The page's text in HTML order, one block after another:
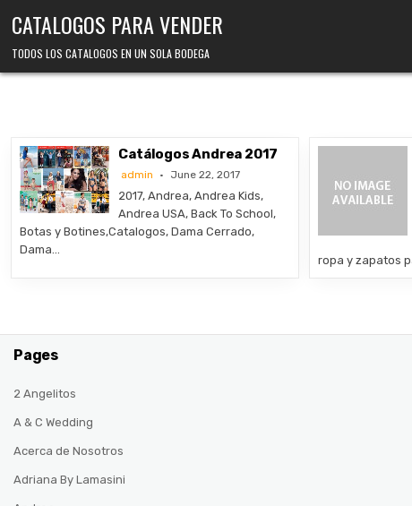
CATALOGOS PARA VENDER
TODOS LOS CATALOGOS EN UN SOLA BODEGA
Catálogos Andrea 2017
admin June 22, 2017
2017, Andrea, Andrea Kids,
Andrea USA, Back To School,
Botas y Botines,Catalogos, Dama Cerrado,
Dama…
ropa y zapatos
Pages
2 Angelitos
A & C Wedding
Acerca de Nosotros
Adriana By Lamasini